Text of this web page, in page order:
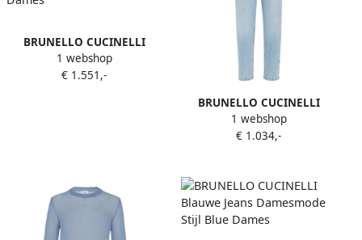
BRUNELLO CUCINELLI
Zijden Mandarin Kraag
Gestreept Overhemd Blue
1 webshop
€ 1.551,-
BRUNELLO CUCINELLI
Stijlvolle Jeans voor Mannen
Blue Dames
1 webshop
€ 1.034,-